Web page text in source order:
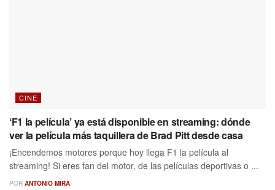
CINE
‘F1 la película’ ya está disponible en streaming: dónde
ver la película más taquillera de Brad Pitt desde casa
¡Encendemos motores porque hoy llega F1 la película al
streaming! Si eres fan del motor, de las películas deportivas o ...
POR ANTONIO MIRA